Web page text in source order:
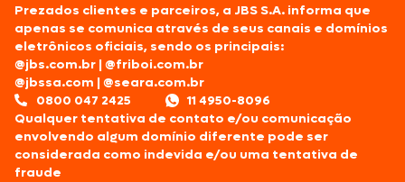
Prezados clientes e parceiros, a JBS S.A. informa que
apenas se comunica através de seus canais e domínios
eletrônicos oficiais, sendo os principais:
@jbs.com.br |@friboi.com.br
@jbssa.com |@seara.com.br
0800 047 2425
11 4950-8096
Qualquer tentativa de contato e/ou comunicação
envolvendo algum domínio diferente pode ser
considerada como indevida e/ou uma tentativa de
fraude